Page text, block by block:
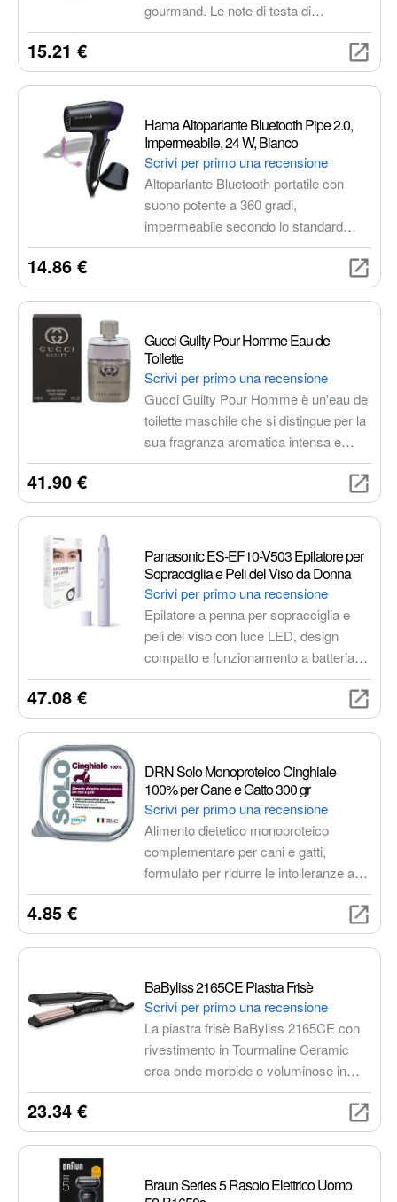
eleganza e raffinatezza. Le note di
caratterizzate da cedro, sandalo,
massoia, ambra, vaniglia e muschio,
persistenza e una sensualità uniche.
gourmand. Le note di testa di
bergamotto e lampone si fondono con
un cuore di zucchero filato, frutti rossi
e fragola, per poi lasciare una scia
caramello e fava tonka.
15.21 €
Hama Altoparlante Bluetooth Pipe 2.0,
Impermeabile, 24 W, Bianco
Scrivi per primo una recensione
Altoparlante Bluetooth portatile con
suono potente a 360 gradi,
impermeabile secondo lo standard
IPX4, tecnologia True Wireless Stereo,
integrata per 12 ore di autonomia,
AUX.
14.86 €
Gucci Guilty Pour Homme Eau de
Toilette
Scrivi per primo una recensione
Gucci Guilty Pour Homme è un'eau de
toilette maschile che si distingue per la
sua fragranza aromatica intensa e
originale, capace di provocare e
che unisce l'energia di limoni e
evocatrici di linfa vitale, a una nota
pungente di pepe rosa. Le note di
cuore sono persuasive come un invito
sussurrato. La freschezza della
lavanda avvolge una nota afrodisiaca
di cardamomo, insieme tonificante e
incantevole, poggiandosi su un letto
morbido e inatteso di fiori d'arancio e
neroli. Il patchouli, segno distintivo di
tutte le fragranze Gucci, si sposa con
intensa sensualità maschile robusta e
concreta, esotica e sensuale. Il
risultato è straordinario e seducente
senza compromessi.
41.90 €
Panasonic ES-EF10-V503 Epilatore per
Sopracciglia e Peli del Viso da Donna
Scrivi per primo una recensione
Epilatore a penna per sopracciglia e
peli del viso con luce LED, design
compatto e funzionamento a batteria
AA. Rimuove delicatamente i peli
comfort.
47.08 €
DRN Solo Monoproteico Cinghiale
100% per Cane e Gatto 300 gr
Scrivi per primo una recensione
Alimento dietetico monoproteico
complementare per cani e gatti,
formulato per ridurre le intolleranze a
ingredienti e sostanze nutritive.
cinghiale certificati per uso alimentare
macellazione, glutine, coloranti e
conservanti. Cruelty free.
4.85 €
BaByliss 2165CE Piastra Frisè
Scrivi per primo una recensione
La piastra frisè BaByliss 2165CE con
rivestimento in Tourmaline Ceramic
crea onde morbide e voluminose in
pochi minuti. Con 10 temperature
regolabili da 120°C a 210°C, è adatta a
tutti i tipi di capelli.
23.34 €
Braun Series 5 Rasoio Elettrico Uomo